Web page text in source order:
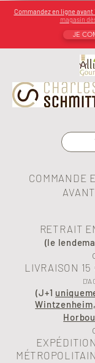
Commandez en ligne avant
magasin
JE
COMMANDE
RETRAIT
(le
LIVRAISON 15
(J+1